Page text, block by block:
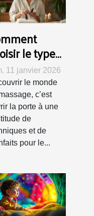
le type
à vos
?
11 janvier 2026
le monde
c’est
la porte à une
de
et de
pour le...